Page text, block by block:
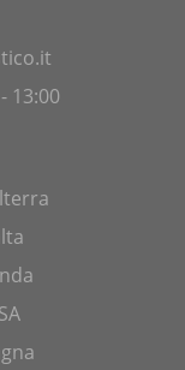
13:00